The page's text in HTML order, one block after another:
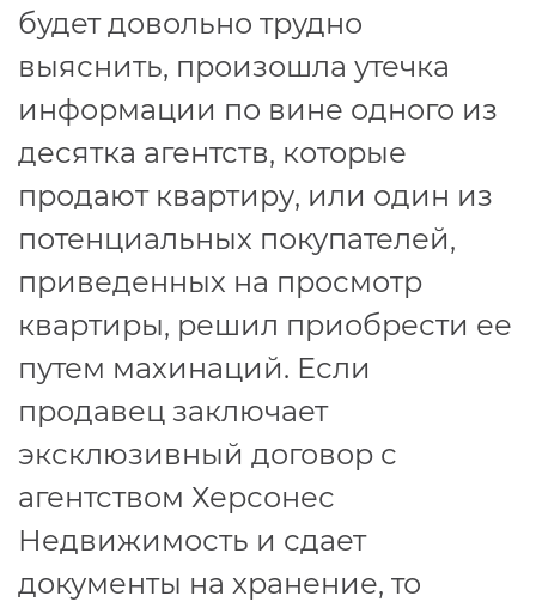
будет довольно трудно
выяснить, произошла утечка
информации по вине одного из
десятка агентств, которые
продают квартиру, или один из
потенциальных покупателей,
приведенных на просмотр
квартиры, решил приобрести ее
путем махинаций. Если
продавец заключает
эксклюзивный договор с
агентством Херсонес
Недвижимость и сдает
документы на хранение, то